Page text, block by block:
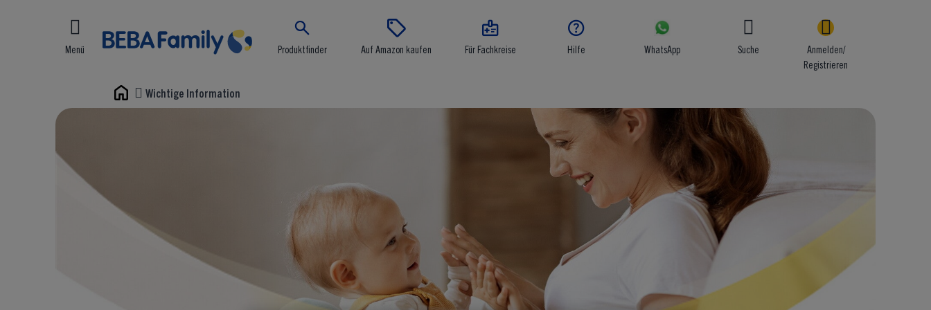
Menü

Produktfinder

Auf Amazon kaufen

Für Fachkreise

Hilfe WhatsApp Suche
Anmelden/
Registrieren
Home Wichtige Information